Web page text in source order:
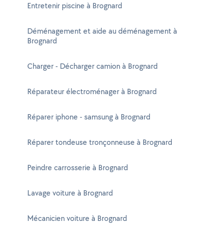
Entretenir piscine à Brognard
Déménagement et aide au déménagement à
Brognard
Charger - Décharger camion à Brognard
Réparateur électroménager à Brognard
Réparer iphone - samsung à Brognard
Réparer tondeuse tronçonneuse à Brognard
Peindre carrosserie à Brognard
Lavage voiture à Brognard
Mécanicien voiture à Brognard